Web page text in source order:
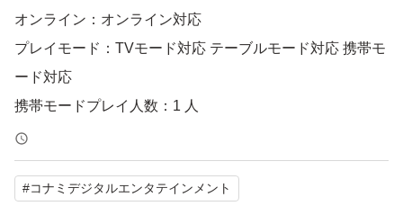
オンライン：オンライン対応
プレイモード：TVモード対応 テーブルモード対応 携帯モ
ード対応
携帯モードプレイ人数：1 人
#コナミデジタルエンタテインメント